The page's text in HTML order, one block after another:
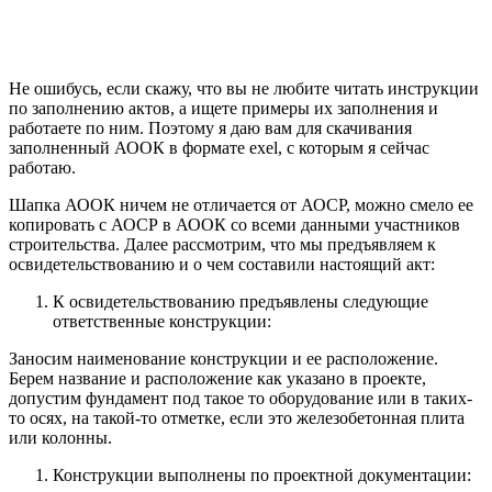
Не ошибусь, если скажу, что вы не любите читать инструкции
по заполнению актов, а ищете примеры их заполнения и
работаете по ним. Поэтому я даю вам для скачивания
заполненный АООК в формате exel, с которым я сейчас
работаю.
Шапка АООК ничем не отличается от АОСР, можно смело ее
копировать с АОСР в АООК со всеми данными участников
строительства. Далее рассмотрим, что мы предъявляем к
освидетельствованию и о чем составили настоящий акт:
К освидетельствованию предъявлены следующие
ответственные конструкции:
Заносим наименование конструкции и ее расположение.
Берем название и расположение как указано в проекте,
допустим фундамент под такое то оборудование или в таких-
то осях, на такой-то отметке, если это железобетонная плита
или колонны.
Конструкции выполнены по проектной документации: